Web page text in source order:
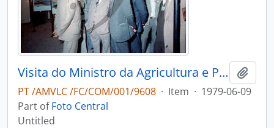
Visita do Ministro da Agricultura e Pescas e do Governador Civil de Aveiro, à Lacti 79
PT /AMVLC /FC/COM/001/9608 · Item · 1979-06-09
Part ofFoto Central
Untitled